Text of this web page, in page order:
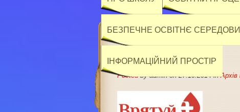
БЕЗПЕЧНЕ ОСВІТНЄ
ІНФОРМАЦІЙНИЙ ПРОСТІР
Postedby admin on 27.10.2014 inАрхів